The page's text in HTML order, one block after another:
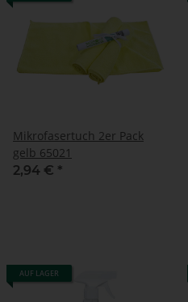
Mikrofasertuch 2er Pack
gelb 65021
2,94 € *
AUF LAGER